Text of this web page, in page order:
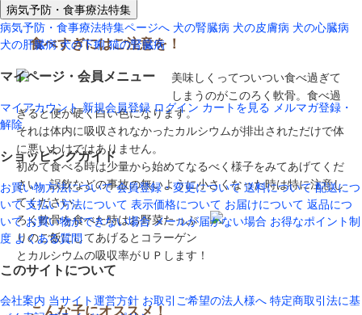
病気予防・食事療法特集
病気予防・食事療法特集ページへ 犬の腎臓病 犬の皮膚病 犬の心臓病
犬の肝臓病 犬の下痢 猫の腎臓病
マイページ・会員メニュー
マイアカウント 新規会員登録 ログイン カートを見る メルマガ登録・
解除
ショッピングガイド
お買い物方法について 会員登録・変更について 送料について 配送につ
いて 支払い方法について 表示価格について お届けについて 返品につ
いて お買い物ができない場合 メールが届かない場合 お得なポイント制
度 よくある質問
このサイトについて
会社案内 当サイト運営方針 お取引ご希望の法人様へ 特定商取引法に基
食べすぎにはご注意を！
美味しくってついつい食べ過ぎて
しまうのがこのろく軟骨。食べ過
ぎると便が硬く白い色になります。
それは体内に吸収されなかったカルシウムが排出されただけで体
に悪いわけではありません。
初めて食べる時は少量から始めてなるべく様子をみてあげてくだ
さい。誤飲などの事故の無いように小さくなった時は特に注意し
てください。
ろく軟骨を食べた時はお野菜たっぷ
りのご飯にしてあげるとコラーゲン
とカルシウムの吸収率がＵＰします！
こんな子にオススメ！